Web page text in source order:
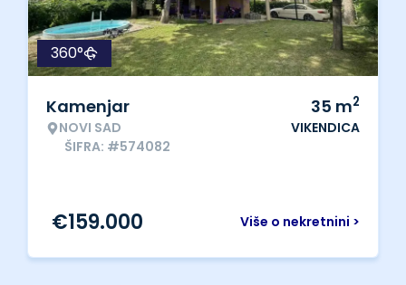
360°
Kamenjar
NOVI SAD
ŠIFRA: #574082
35 m2
VIKENDICA
Više o nekretnini >
€159.000